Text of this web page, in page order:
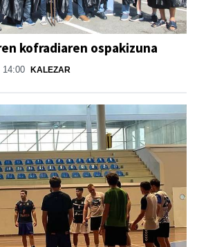
kofradiaren ospakizuna
14:00 KALEZAR